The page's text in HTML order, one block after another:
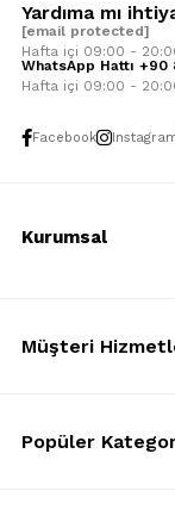
Yardıma mı
[email protected]
Hafta içi 09:00 -
WhatsApp Hattı +90
Hafta içi 09:00 -
Facebook
Kurumsal
Müşteri
Popüler